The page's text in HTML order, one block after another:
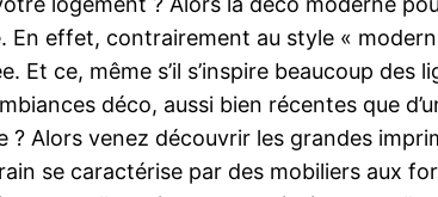
effet, contrairement au style «
ce, même s’il s’inspire beaucoup des
déco, aussi bien récentes que
Alors venez découvrir les grandes
se caractérise par des mobiliers aux